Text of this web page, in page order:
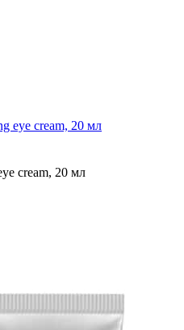
eye cream, 20 мл
cream, 20 мл